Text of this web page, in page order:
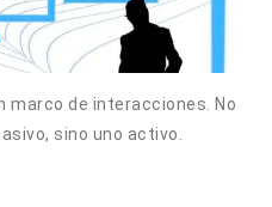
marco de interacciones. No
sino uno activo.